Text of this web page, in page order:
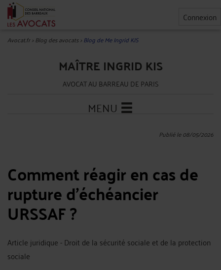
Connexion
Avocat.fr>Blog des avocats>Blog de Me Ingrid KIS
MAÎTRE INGRID KIS
AVOCAT AU BARREAU DE PARIS
MENU
Publié le 08/05/2026
Comment réagir en cas de
rupture d'échéancier
URSSAF ?
Article juridique - Droit de la sécurité sociale et de la protection
sociale